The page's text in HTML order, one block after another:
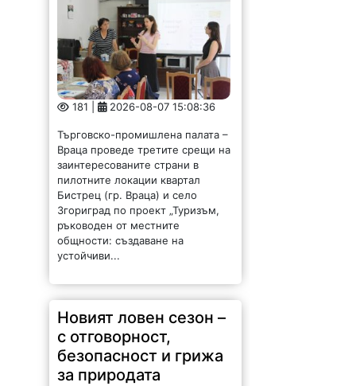
181 | 2026-08-07 15:08:36
Търговско-промишлена палата –
Враца проведе третите срещи на
заинтересованите страни в
пилотните локации квартал
Бистрец (гр. Враца) и село
Згориград по проект „Туризъм,
ръководен от местните
общности: създаване на
устойчиви...
Новият ловен сезон –
с отговорност,
безопасност и грижа
за природата